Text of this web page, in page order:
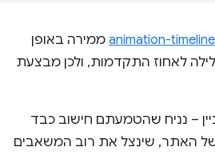
animation-timeline ממירה באופן
לאחוז התקדמות, ולכן מבצעת
– נניח שהטמעתם חישוב כבד
האתר, שינצל את רוב המשאבים